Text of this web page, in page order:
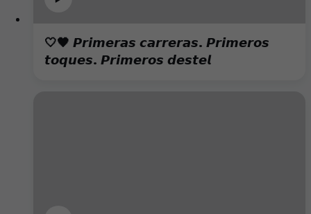
🤍🖤 𝙋𝙧𝙞𝙢𝙚𝙧𝙖𝙨 𝙘𝙖𝙧𝙧𝙚𝙧𝙖𝙨. 𝙋𝙧𝙞𝙢𝙚𝙧𝙤𝙨
𝙩𝙤𝙦𝙪𝙚𝙨. 𝙋𝙧𝙞𝙢𝙚𝙧𝙤𝙨 𝙙𝙚𝙨𝙩𝙚𝙡